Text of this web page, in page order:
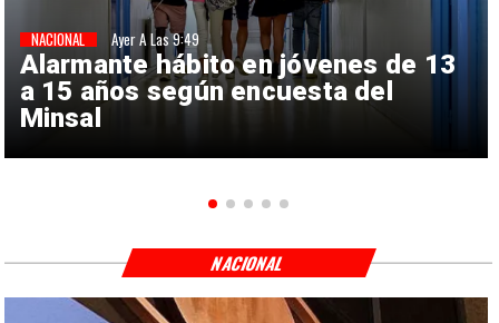
Alarmante hábito en jóvenes de 13
a 15 años según encuesta del
Minsal
NACIONAL Ayer A Las 9:49
NACIONAL